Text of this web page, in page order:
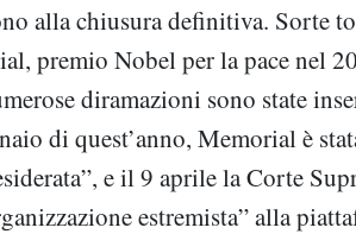
alla chiusura definitiva. Sorte
premio Nobel per la pace nel
diramazioni sono state
di quest’anno, Memorial è
e il 9 aprile la Corte
estremista” alla